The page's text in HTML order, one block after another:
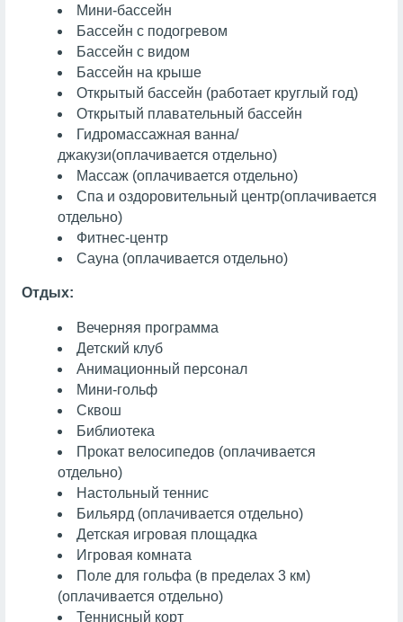
Мини-бассейн
Бассейн с подогревом
Бассейн с видом
Бассейн на крыше
Открытый бассейн (работает круглый год)
Открытый плавательный бассейн
Гидромассажная ванна/
джакузи(оплачивается отдельно)
Массаж (оплачивается отдельно)
Спа и оздоровительный центр(оплачивается
отдельно)
Фитнес-центр
Сауна (оплачивается отдельно)
Отдых:
Вечерняя программа
Детский клуб
Анимационный персонал
Мини-гольф
Сквош
Библиотека
Прокат велосипедов (оплачивается
отдельно)
Настольный теннис
Бильярд (оплачивается отдельно)
Детская игровая площадка
Игровая комната
Поле для гольфа (в пределах 3 км)
(оплачивается отдельно)
Теннисный корт